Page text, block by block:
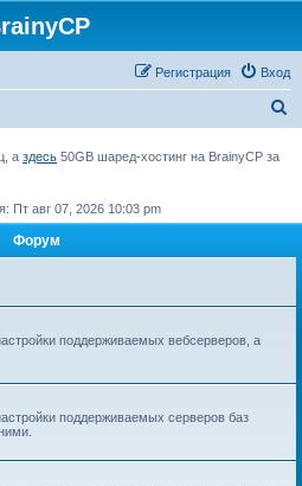
Вход
Регистрация
к
а здесь 50GB шаред-хостинг на BrainyCP за
Пт авг 07, 2026 10:03 pm
Форум
поддерживаемых вебсерверов, а
поддерживаемых серверов баз